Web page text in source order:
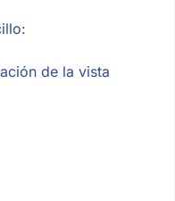
de la vista